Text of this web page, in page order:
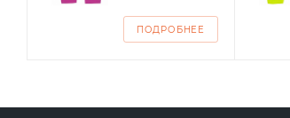
ПОДРОБНЕЕ